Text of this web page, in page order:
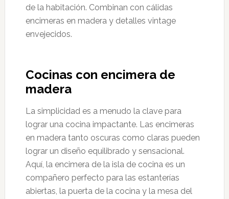
de la habitación. Combinan con cálidas
encimeras en madera y detalles vintage
envejecidos.
Cocinas con encimera de
madera
La simplicidad es a menudo la clave para
lograr una cocina impactante. Las encimeras
en madera tanto oscuras como claras pueden
lograr un diseño equilibrado y sensacional.
Aquí, la encimera de la isla de cocina es un
compañero perfecto para las estanterías
abiertas, la puerta de la cocina y la mesa del